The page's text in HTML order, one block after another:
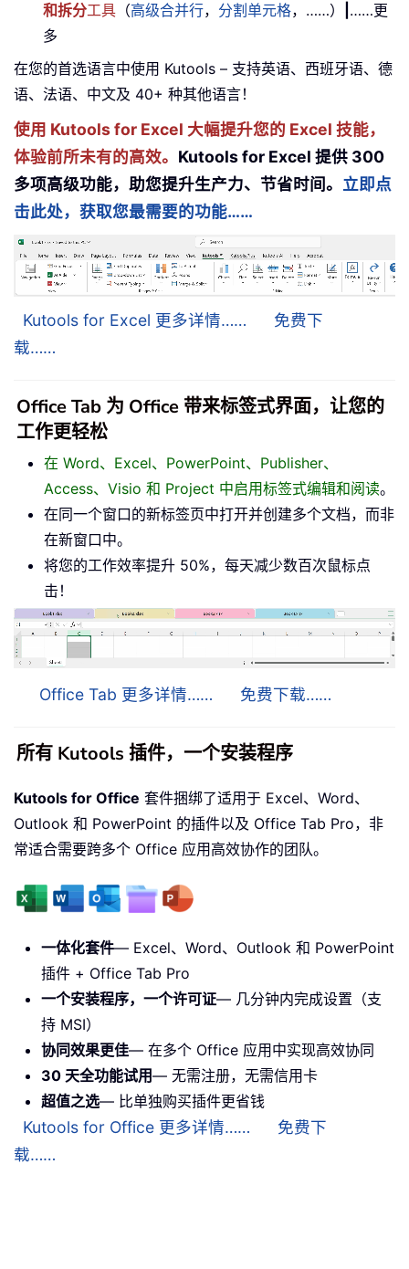
和拆分工具 （高级合并行， 分割单元格，……）
……更
多
在您的首选语言中使用 Kutools – 支持英语、西班牙语、德
语、法语、中文及 40+ 种其他语言！
使用 Kutools for Excel 大幅提升您的 Excel 技能，
体验前所未有的高效。 Kutools for Excel 提供 300
多项高级功能，助您提升生产力、节省时间。 立即点
击此处，获取您最需要的功能……
Kutools for Excel 更多详情……
免费下
载……
Office Tab 为 Office 带来标签式界面，让您的
工作更轻松
在 Word、Excel、PowerPoint、Publisher、
Access、Visio 和 Project 中启用标签式编辑和阅读。
在同一个窗口的新标签页中打开并创建多个文档，而非
在新窗口中。
将您的工作效率提升 50%，每天减少数百次鼠标点
击！
Office Tab 更多详情…… 免费下载……
所有 Kutools 插件，一个安装程序
Kutools for Office 套件捆绑了适用于 Excel、Word、
Outlook 和 PowerPoint 的插件以及 Office Tab Pro，非
常适合需要跨多个 Office 应用高效协作的团队。
一体化套件— Excel、Word、Outlook 和 PowerPoint
插件 + Office Tab Pro
一个安装程序，一个许可证— 几分钟内完成设置（支
持 MSI）
协同效果更佳— 在多个 Office 应用中实现高效协同
30 天全功能试用— 无需注册，无需信用卡
超值之选— 比单独购买插件更省钱
Kutools for Office 更多详情……
免费下
载……